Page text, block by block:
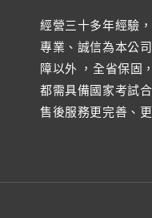
經營三十多年經驗
專業、誠信為本公
障以外 ，全省保固
都需具備國家考試
售後服務更完善、